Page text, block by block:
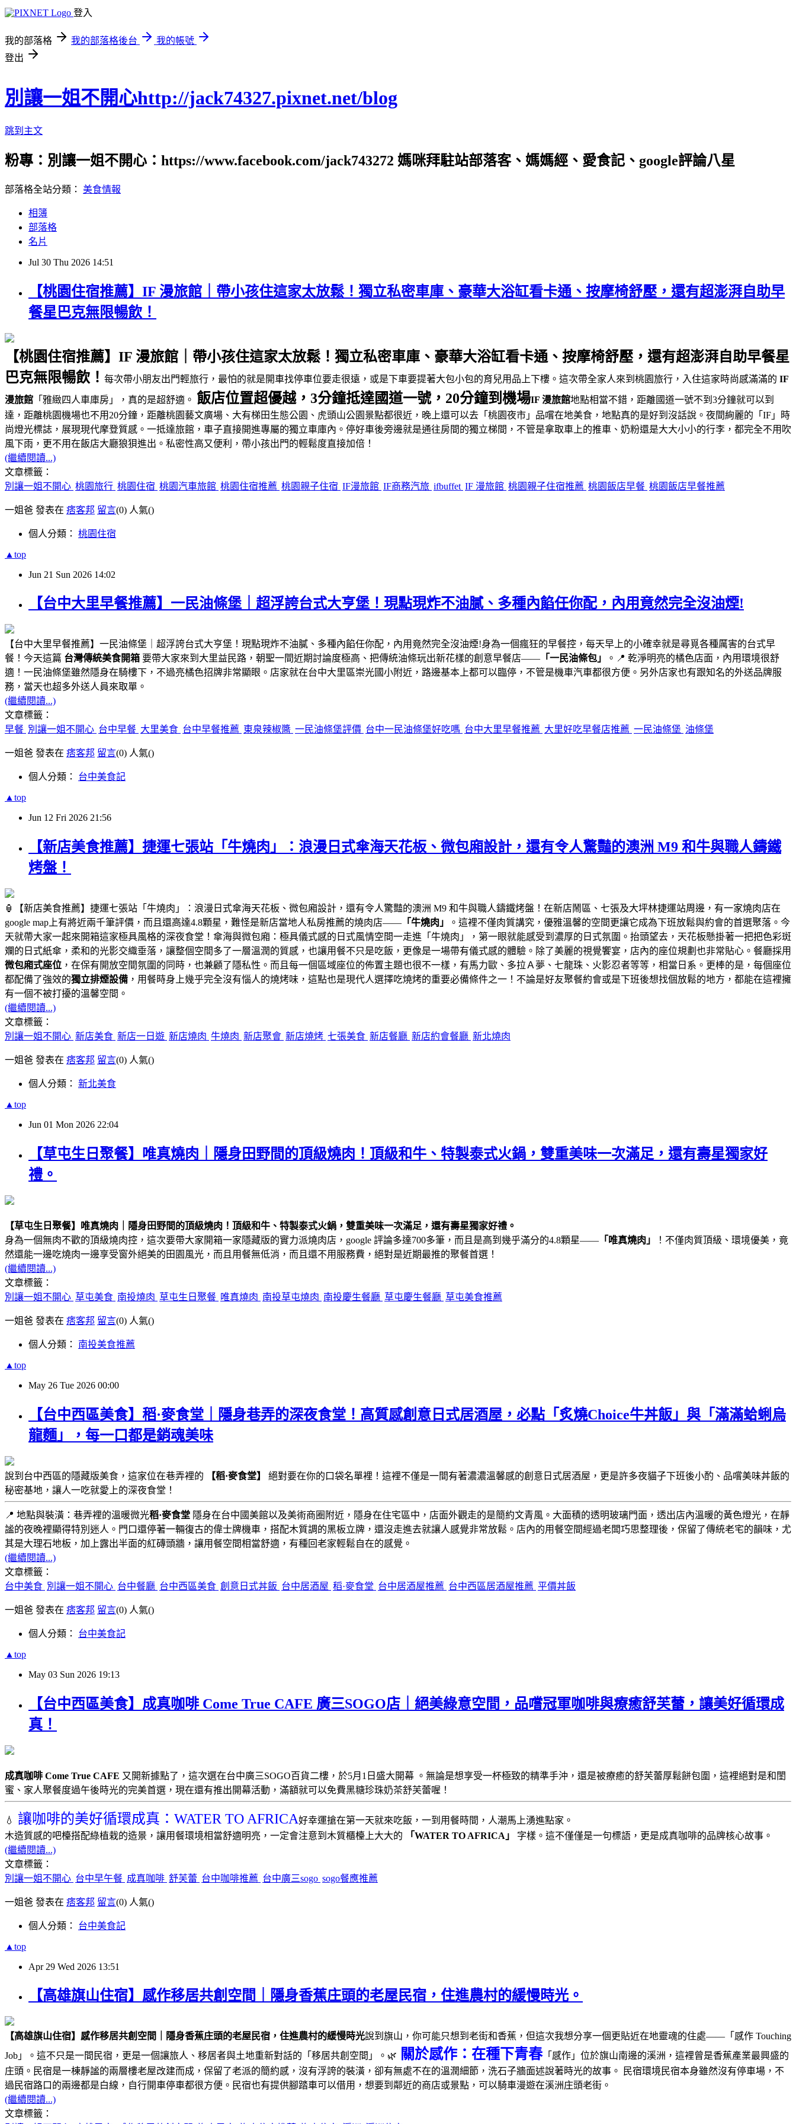
登入
我的部落格 我的部落格後台
我的帳號
登出
別讓一姐不開心http://jack74327.pixnet.net/blog
跳到主文
粉專：別讓一姐不開心：https://www.facebook.com/jack743272 媽咪拜駐站部落客、媽媽經、愛食記、google評論八星
部落格全站分類： 美食情報
相簿
部落格
名片
Jul 30 Thu 2026 14:51
【桃園住宿推薦】IF 漫旅館｜帶小孩住這家太放鬆！獨立私密車庫、豪華大浴缸看卡通、按摩椅舒壓，還有超澎湃自助早
餐星巴克無限暢飲！
【桃園住宿推薦】IF 漫旅館｜帶小孩住這家太放鬆！獨立私密車庫、豪華大浴缸看卡通、按摩椅舒壓，還有超澎湃自助早餐星
巴克無限暢飲！ 每次帶小朋友出門輕旅行，最怕的就是開車找停車位要走很遠，或是下車要提著大包小包的育兒用品上下樓。這次帶全家人來到桃園旅行，入住這家時尚感滿滿的 IF
漫旅館 「雅緻四人車庫房」，真的是超舒適。 飯店位置超優越，3分鐘抵達國道一號，20分鐘到機場IF 漫旅館地點相當不錯，距離國道一號不到3分鐘就可以到
達，距離桃園機場也不用20分鐘，距離桃園藝文廣場、大有梯田生態公園、虎頭山公園景點都很近，晚上還可以去「桃園夜市」品嚐在地美食，地點真的是好到沒話說。夜間絢麗的「IF」時
尚燈光標誌，展現現代摩登質感。一抵達旅館，車子直接開進專屬的獨立車庫內。停好車後旁邊就是通往房間的獨立梯間，不管是拿取車上的推車、奶粉還是大大小小的行李，都完全不用吹
風下雨，更不用在飯店大廳狼狽進出。私密性高又便利，帶小孩出門的輕鬆度直接加倍！
(繼續閱讀...)
文章標籤：
別讓一姐不開心 桃園旅行 桃園住宿 桃園汽車旅館 桃園住宿推薦 桃園親子住宿 IF漫旅館 IF商務汽旅 ifbuffet IF 漫旅館 桃園親子住宿推薦 桃園飯店早餐 桃園飯店早餐推薦
一姐爸 發表在 痞客邦 留言(0) 人氣()
個人分類： 桃園住宿
▲top
Jun 21 Sun 2026 14:02
【台中大里早餐推薦】一民油條堡｜超浮誇台式大亨堡！現點現炸不油膩、多種內餡任你配，內用竟然完全沒油煙!
【台中大里早餐推薦】一民油條堡｜超浮誇台式大亨堡！現點現炸不油膩、多種內餡任你配，內用竟然完全沒油煙!身為一個瘋狂的早餐控，每天早上的小確幸就是尋覓各種厲害的台式早
餐！今天這篇 台灣傳統美食開箱 要帶大家來到大里益民路，朝聖一間近期討論度極高、把傳統油條玩出新花樣的創意早餐店—— 「一民油條包」
。📍 乾淨明亮的橘色店面，內用環境很舒
適！一民油條堡雖然隱身在騎樓下，不過亮橘色招牌非常顯眼。店家就在台中大里區崇光國小附近，路邊基本上都可以臨停，不管是機車汽車都很方便。另外店家也有跟知名的外送品牌服
務，當天也超多外送人員來取單。
(繼續閱讀...)
文章標籤：
早餐 別讓一姐不開心 台中早餐 大里美食 台中早餐推薦 東泉辣椒醬 一民油條堡評價 台中一民油條堡好吃嗎 台中大里早餐推薦 大里好吃早餐店推薦 一民油條堡 油條堡
一姐爸 發表在 痞客邦 留言(0) 人氣()
個人分類： 台中美食記
▲top
Jun 12 Fri 2026 21:56
【新店美食推薦】捷運七張站「牛燒肉」：浪漫日式傘海天花板、微包廂設計，還有令人驚豔的澳洲 M9 和牛與職人鑄鐵
烤盤！
🏮【新店美食推薦】捷運七張站「牛燒肉」：浪漫日式傘海天花板、微包廂設計，還有令人驚豔的澳洲 M9 和牛與職人鑄鐵烤盤！在新店鬧區、七張及大坪林捷運站周邊，有一家燒肉店在
google map上有將近兩千筆評價，而且還高達4.8顆星，難怪是新店當地人私房推薦的燒肉店—— 「牛燒肉」
。這裡不僅肉質講究，優雅溫馨的空間更讓它成為下班放鬆與約會的首選聚落。今
天就帶大家一起來開箱這家極具風格的深夜食堂！傘海與微包廂：極具儀式感的日式風情空間一走進「牛燒肉」，第一眼就能感受到濃厚的日式氛圍。抬頭望去，天花板懸掛著一把把色彩斑
斕的日式紙傘，柔和的光影交織垂落，讓整個空間多了一層溫潤的質感，也讓用餐不只是吃飯，更像是一場帶有儀式感的體驗。除了美麗的視覺饗宴，店內的座位規劃也非常貼心。餐廳採用
微包廂式座位 ，在保有開放空間氛圍的同時，也兼顧了隱私性。而且每一個區域座位的佈置主題也很不一樣，有馬力歐、多拉Ａ夢、七龍珠、火影忍者等等，相當日系。更棒的是，每個座位
都配備了強效的獨立排煙設備 ，用餐時身上幾乎完全沒有惱人的燒烤味，這點也是現代人選擇吃燒烤的重要必備條件之一！不論是好友聚餐約會或是下班後想找個放鬆的地方，都能在這裡擁
有一個不被打擾的溫馨空間。
(繼續閱讀...)
文章標籤：
別讓一姐不開心 新店美食 新店一日遊 新店燒肉 牛燒肉 新店聚會 新店燒烤 七張美食 新店餐廳 新店約會餐廳 新北燒肉
一姐爸 發表在 痞客邦 留言(0) 人氣()
個人分類： 新北美食
▲top
Jun 01 Mon 2026 22:04
【草屯生日聚餐】唯真燒肉｜隱身田野間的頂級燒肉！頂級和牛、特製泰式火鍋，雙重美味一次滿足，還有壽星獨家好
禮。
【草屯生日聚餐】唯真燒肉｜隱身田野間的頂級燒肉！頂級和牛、特製泰式火鍋，雙重美味一次滿足，還有壽星獨家好禮。
身為一個無肉不歡的頂級燒肉控，這次要帶大家開箱一家隱藏版的實力派燒肉店，google 評論多達700多筆，而且是高到幾乎滿分的4.8顆星—— 「唯真燒肉」
！不僅肉質頂級、環境優美，竟
然還能一邊吃燒肉一邊享受窗外絕美的田園風光，而且用餐無低消，而且還不用服務費，絕對是近期最推的聚餐首選！
(繼續閱讀...)
文章標籤：
別讓一姐不開心 草屯美食 南投燒肉 草屯生日聚餐 唯真燒肉 南投草屯燒肉 南投慶生餐廳 草屯慶生餐廳 草屯美食推薦
一姐爸 發表在 痞客邦 留言(0) 人氣()
個人分類： 南投美食推薦
▲top
May 26 Tue 2026 00:00
【台中西區美食】稻·麥食堂｜隱身巷弄的深夜食堂！高質感創意日式居酒屋，必點「炙燒Choice牛丼飯」與「滿滿蛤蜊烏
龍麵」，每一口都是銷魂美味
說到台中西區的隱藏版美食，這家位在巷弄裡的 【稻·麥食堂】
絕對要在你的口袋名單裡！這裡不僅是一間有著濃濃溫馨感的創意日式居酒屋，更是許多夜貓子下班後小酌、品嚐美味丼飯的
秘密基地，讓人一吃就愛上的深夜食堂！
📍 地點與裝潢：巷弄裡的溫暖微光稻·麥食堂 隱身在台中國美館以及美術商圈附近，隱身在住宅區中，店面外觀走的是簡約文青風。大面積的透明玻璃門面，透出店內溫暖的黃色燈光，在靜
謐的夜晚裡顯得特別迷人。門口還停著一輛復古的偉士牌機車，搭配木質調的黑板立牌，還沒走進去就讓人感覺非常放鬆。店內的用餐空間經過老闆巧思整理後，保留了傳統老宅的韻味，尤
其是大理石地板，加上露出半面的紅磚頭牆，讓用餐空間相當舒適，有種回老家輕鬆自在的感覺。
(繼續閱讀...)
文章標籤：
台中美食 別讓一姐不開心 台中餐廳 台中西區美食 創意日式丼飯 台中居酒屋 稻·麥食堂 台中居酒屋推薦 台中西區居酒屋推薦 平價丼飯
一姐爸 發表在 痞客邦 留言(0) 人氣()
個人分類： 台中美食記
▲top
May 03 Sun 2026 19:13
【台中西區美食】成真咖啡 Come True CAFE 廣三SOGO店｜絕美綠意空間，品嚐冠軍咖啡與療癒舒芙蕾，讓美好循環成
真！
成真咖啡 Come True CAFE 又開新據點了，這次選在台中廣三SOGO百貨二樓，於5月1日盛大開幕 。無論是想享受一杯極致的精準手沖，還是被療癒的舒芙蕾厚鬆餅包圍，這裡絕對是和閨
蜜、家人聚餐度過午後時光的完美首選，現在還有推出開幕活動，滿額就可以免費黑糖珍珠奶茶舒芙蕾喔！
💧 讓咖啡的美好循環成真：WATER TO AFRICA好幸運搶在第一天就來吃飯，一到用餐時間，人潮馬上湧進點家。
木造質感的吧檯搭配綠植栽的造景，讓用餐環境相當舒適明亮，一定會注意到木質櫃檯上大大的
「WATER TO AFRICA」
字樣。這不僅僅是一句標語，更是成真咖啡的品牌核心故事。
(繼續閱讀...)
文章標籤：
別讓一姐不開心 台中早午餐 成真咖啡 舒芙蕾 台中咖啡推薦 台中廣三sogo sogo餐應推薦
一姐爸 發表在 痞客邦 留言(0) 人氣()
個人分類： 台中美食記
▲top
Apr 29 Wed 2026 13:51
【高雄旗山住宿】感作移居共創空間｜隱身香蕉庄頭的老屋民宿，住進農村的緩慢時光。
【高雄旗山住宿】感作移居共創空間｜隱身香蕉庄頭的老屋民宿，住進農村的緩慢時光說到旗山，你可能只想到老街和香蕉，但這次我想分享一個更貼近在地靈魂的住處——「感作 Touching
Job」。這不只是一間民宿，更是一個讓旅人、移居者與土地重新對話的「移居共創空間」。🌿
關於感作：在種下青春「感作」位於旗山南邊的溪洲，這裡曾是香蕉產業最興盛的
庄頭。民宿是一棟靜謐的兩層樓老屋改建而成，保留了老派的簡約感，沒有浮誇的裝潢，卻有無處不在的溫潤細節，洗石子牆面述說著時光的故事。 民宿環境民宿本身雖然沒有停車場，不
過民宿路口的兩邊都是白線，自行開車停車都很方便。民宿也有提供腳踏車可以借用，想要到鄰近的商店或景點，可以騎車漫遊在溪洲庄頭老街。
(繼續閱讀...)
文章標籤：